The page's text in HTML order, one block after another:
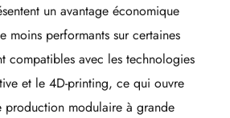
un avantage économique
moins performants sur certaines
compatibles avec les technologies
et le 4D-printing, ce qui ouvre
production modulaire à grande